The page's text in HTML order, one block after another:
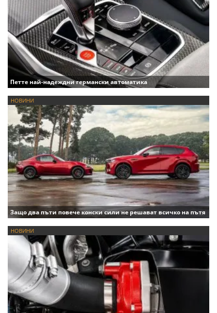
Петте най-надеждни германски автоматика
НОВИНИ
Защо два пъти повече конски сили не решават всичко на пътя
НОВИНИ